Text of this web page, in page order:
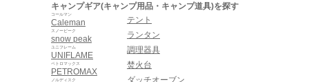
キャンプギア(キャンプ用品・キャンプ道具)を探す
Caleman
コールマン
snow peak
スノーピーク
UNIFLAME
ユニフレーム
PETROMAX
ペトロマックス
ノルディスク
テント
ランタン
調理器具
焚火台
ダッチオーブン